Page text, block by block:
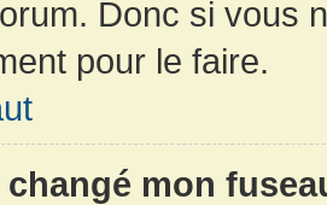
Donc si vous
pour le faire.
changé mon